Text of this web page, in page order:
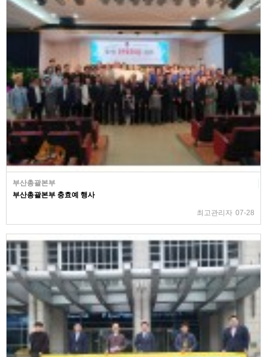
부산총괄본부
부산총괄본부 충효예 행사
최고관리자 07-28